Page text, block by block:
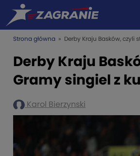
Strona główna » Derby Kraju Basków, czyli
Derby Kraju
Gramy singiel z
Karol Bierzynski